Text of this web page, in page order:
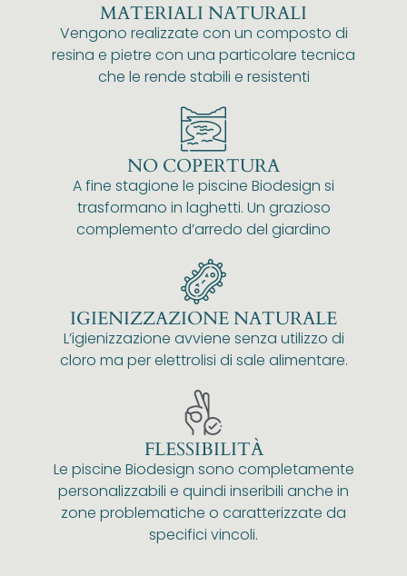
MATERIALI NATURALI
Vengono realizzate con un composto di
resina e pietre con una particolare tecnica
che le rende stabili e resistenti
NO COPERTURA
A fine stagione le piscine Biodesign si
trasformano in laghetti. Un grazioso
complemento d’arredo del giardino
IGIENIZZAZIONE NATURALE
L’igienizzazione avviene senza utilizzo di
cloro ma per elettrolisi di sale alimentare.
FLESSIBILITÀ
Le piscine Biodesign sono completamente
personalizzabili e quindi inseribili anche in
zone problematiche o caratterizzate da
specifici vincoli.